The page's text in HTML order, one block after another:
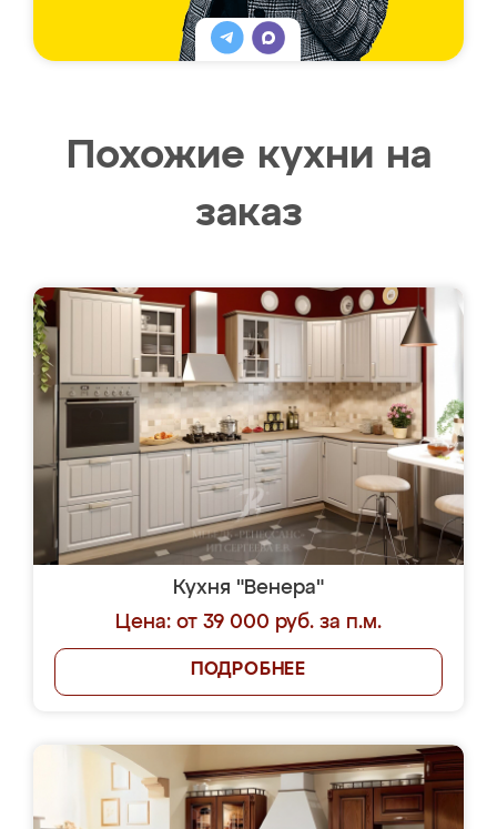
Похожие кухни на
заказ
Кухня "Венера"
Цена: от 39 000 руб. за п.м.
ПОДРОБНЕЕ